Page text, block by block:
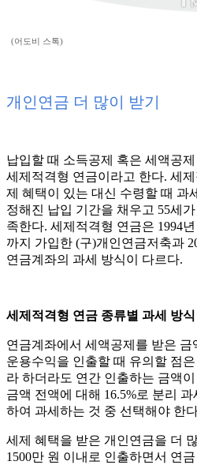
(어도비 스톡)
개인연금 더 많이 받기
납입할 때 소득공제 혹은 세액공
세제적격형 연금이라고 한다. 세
제 혜택이 있는 대신 수령할 때 과
정해진 납입 기간을 채우고 55세
족한다. 세제적격형 연금은 1994
까지 가입한 (구)개인연금저축과
연금계좌의 과세 방식이 다르다.
세제적격형 연금 종류별 과세 방식
연금계좌에서 세액공제를 받은
운용수익을 인출할 때 유의할 점
라 하더라도 연간 인출하는 금액
금액 전액에 대해 16.5%로 분리
하여 과세하는 것 중 선택해야 한
세제 혜택을 받은 개인연금을 더
1500만 원 이내로 인출하면서 연